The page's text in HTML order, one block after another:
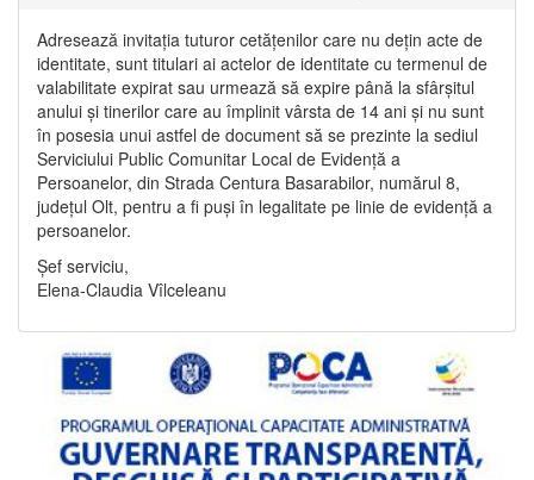
Adresează invitația tuturor cetățenilor care nu dețin acte de
identitate, sunt titulari ai actelor de identitate cu termenul de
valabilitate expirat sau urmează să expire până la sfârșitul
anului și tinerilor care au împlinit vârsta de 14 ani și nu sunt
în posesia unui astfel de document să se prezinte la sediul
Serviciului Public Comunitar Local de Evidență a
Persoanelor, din Strada Centura Basarabilor, numărul 8,
județul Olt, pentru a fi puși în legalitate pe linie de evidență a
persoanelor.
Șef serviciu,
Elena-Claudia Vîlceleanu